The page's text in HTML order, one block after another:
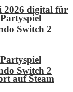
Switch 2
auf Steam
2026 digital für
Switch 2